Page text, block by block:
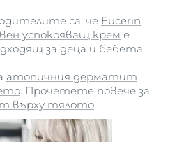
са, че Eucerin
успокояващ крем е
за деца и бебета
атопичния дерматит
. Прочетете повече за
върху тялото.